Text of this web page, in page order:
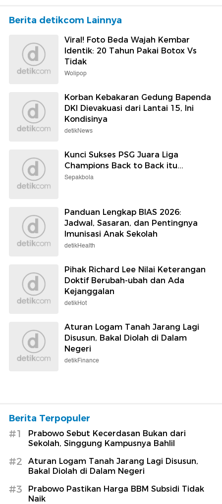
Berita detikcom Lainnya
Viral! Foto Beda Wajah Kembar
Identik: 20 Tahun Pakai Botox Vs
Tidak
Wolipop
Korban Kebakaran Gedung Bapenda
DKI Dievakuasi dari Lantai 15, Ini
Kondisinya
detikNews
Kunci Sukses PSG Juara Liga
Champions Back to Back itu...
Sepakbola
Panduan Lengkap BIAS 2026:
Jadwal, Sasaran, dan Pentingnya
Imunisasi Anak Sekolah
detikHealth
Pihak Richard Lee Nilai Keterangan
Doktif Berubah-ubah dan Ada
Kejanggalan
detikHot
Aturan Logam Tanah Jarang Lagi
Disusun, Bakal Diolah di Dalam
Negeri
detikFinance
Berita Terpopuler
#1
Prabowo Sebut Kecerdasan Bukan dari
Sekolah, Singgung Kampusnya Bahlil
#2
Aturan Logam Tanah Jarang Lagi Disusun,
Bakal Diolah di Dalam Negeri
#3
Prabowo Pastikan Harga BBM Subsidi Tidak
Naik